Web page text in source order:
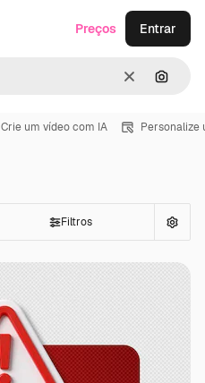
Limpar
Preços Entrar
Crie um vídeo com IA Personalize
Filtros